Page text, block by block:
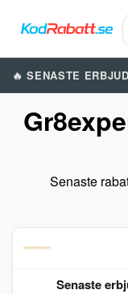
🔥 SENASTE
Senaste
Senaste